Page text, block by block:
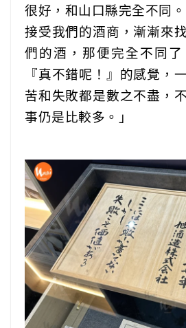
很好，和山口縣完全不同
接受我們的酒商，漸漸來
們的酒，那便完全不同
『真不錯呢！』的感覺，
苦和失敗都是數之不盡，
事仍是比較多。」